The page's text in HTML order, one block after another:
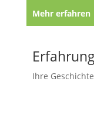
Mehr erfahren
Ihre